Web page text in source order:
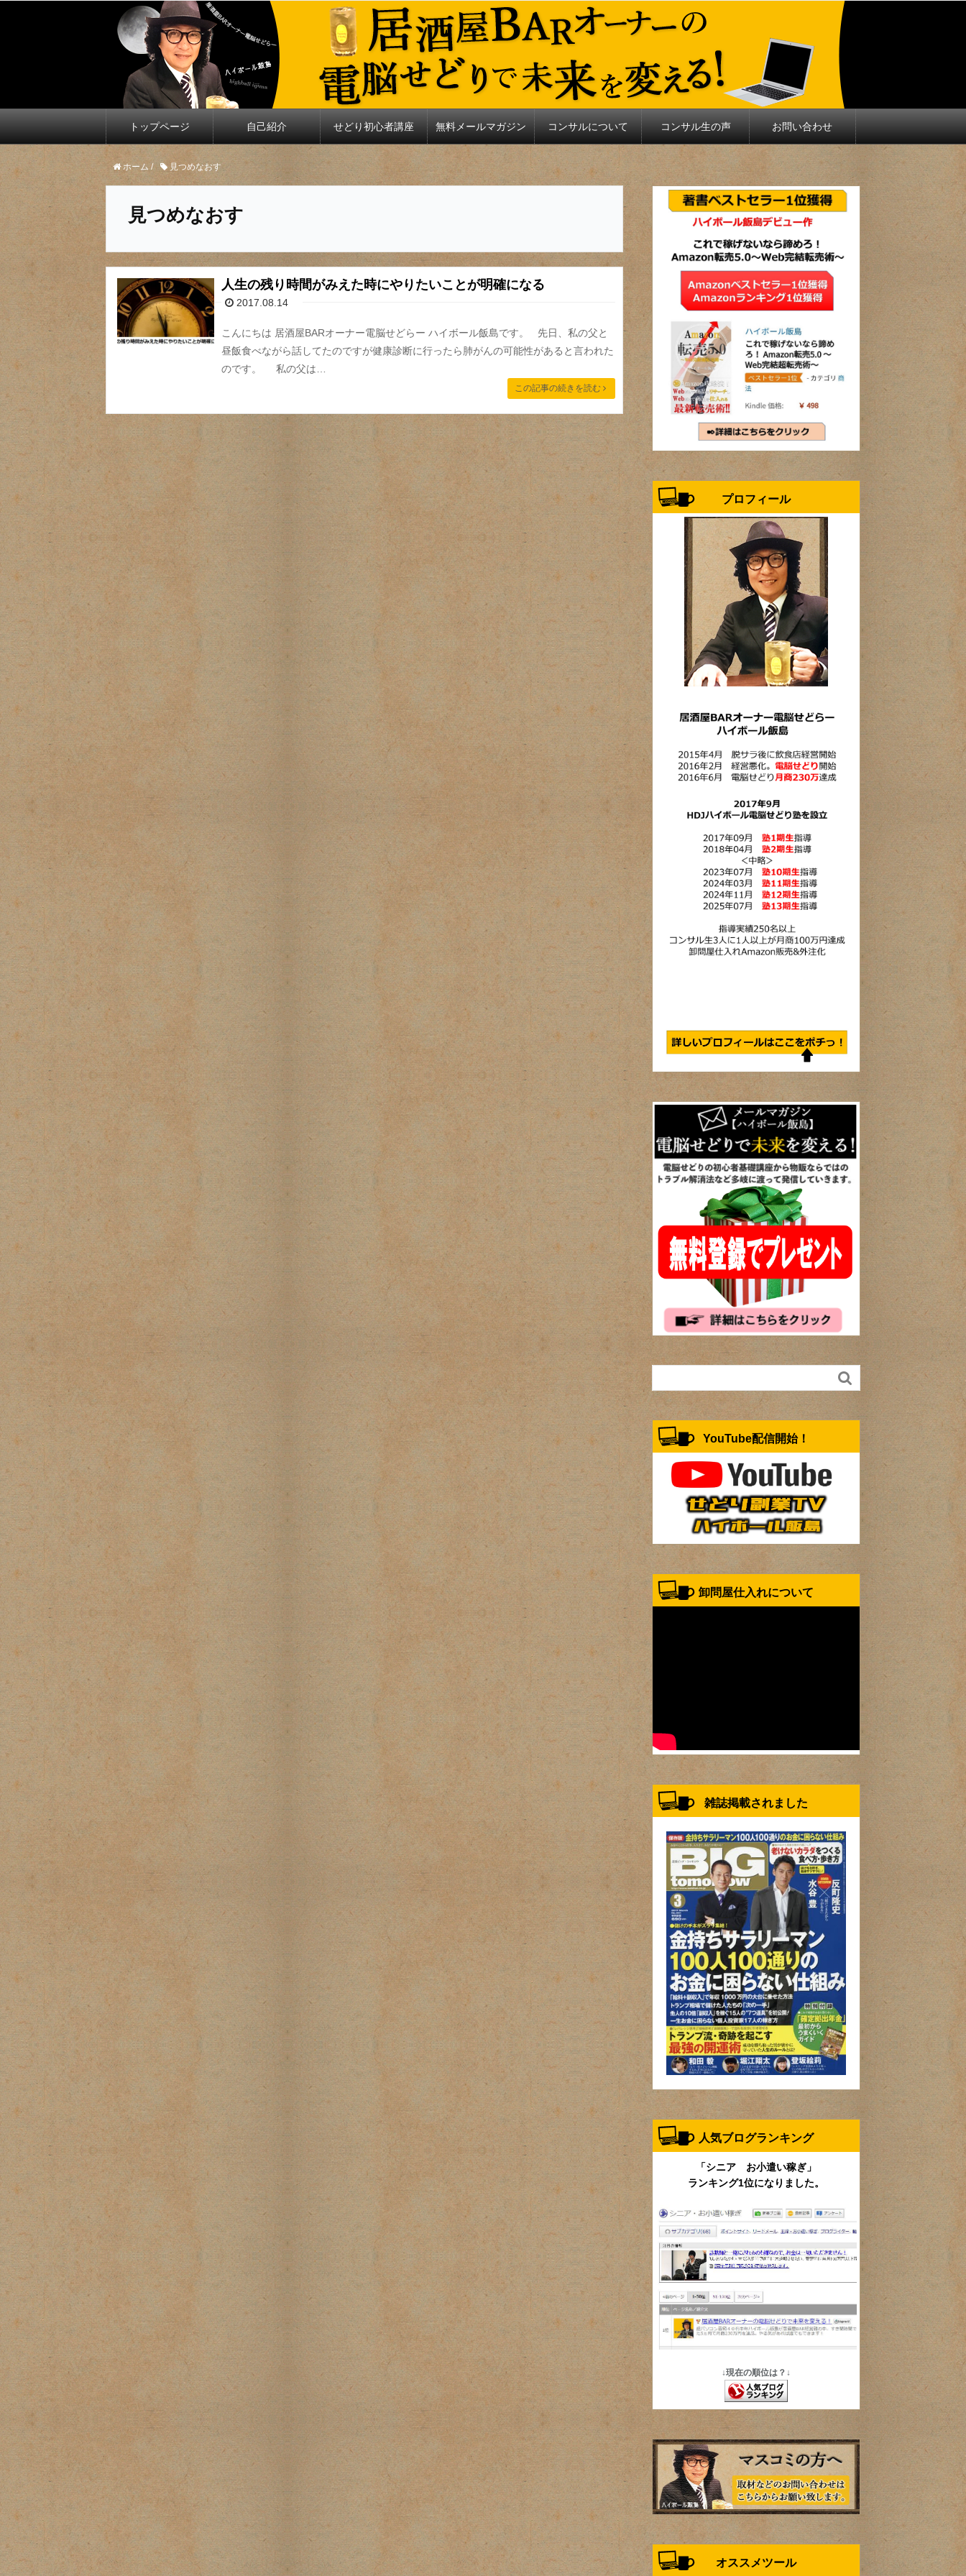
トップページ 自己紹介 せどり初心者講座 無料メールマガジン コンサルについて コンサル生の声 お問い合わせ
ホーム / 見つめなおす
見つめなおす
人生の残り時間がみえた時にやりたいことが明確になる
2017.08.14
こんにちは 居酒屋BARオーナー電脳せどらー ハイボール飯島です。 先日、私の父と
昼飯食べながら話してたのですが健康診断に行ったら肺がんの可能性があると言われた
のです。 私の父は…
この記事の続きを読む
プロフィール

YouTube配信開始！
卸問屋仕入れについて
雑誌掲載されました
人気ブログランキング
「シニア お小遣い稼ぎ」
ランキング1位になりました。
↓現在の順位は？↓
オススメツール